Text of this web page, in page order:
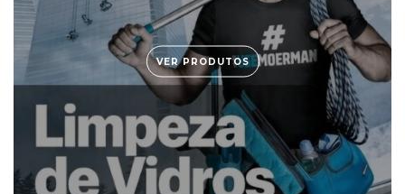
VER PRODUTOS